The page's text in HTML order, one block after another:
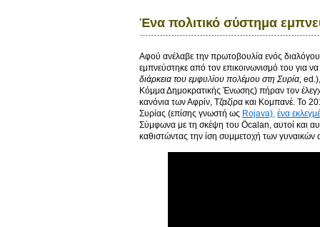
Ένα πολιτικό σύστημα
Αφού ανέλαβε την πρωτοβουλία ενός
εμπνεύστηκε από τον επικοινωνισμό του για
διάρκεια του εμφυλίου πολέμου στη Συρία,
Κόμμα Δημοκρατικής Ένωσης) πήραν τον
κανόνια των Αφρίν, Τζαζίρα και Κομπανέ. Το
Συρίας (επίσης γνωστή ως Rojava), ένα
Σύμφωνα με τη σκέψη του Öcalan, αυτοί και
καθιστώντας την ίση συμμετοχή των γυναικών